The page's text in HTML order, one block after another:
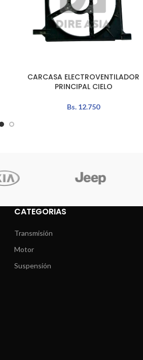
AÑADIR AL CARRITO
CARCASA ELECTROVENTILADOR
PRINCIPAL CIELO
Bs. 12.750
CATEGORIAS
Transmisión
Motor
Suspensión